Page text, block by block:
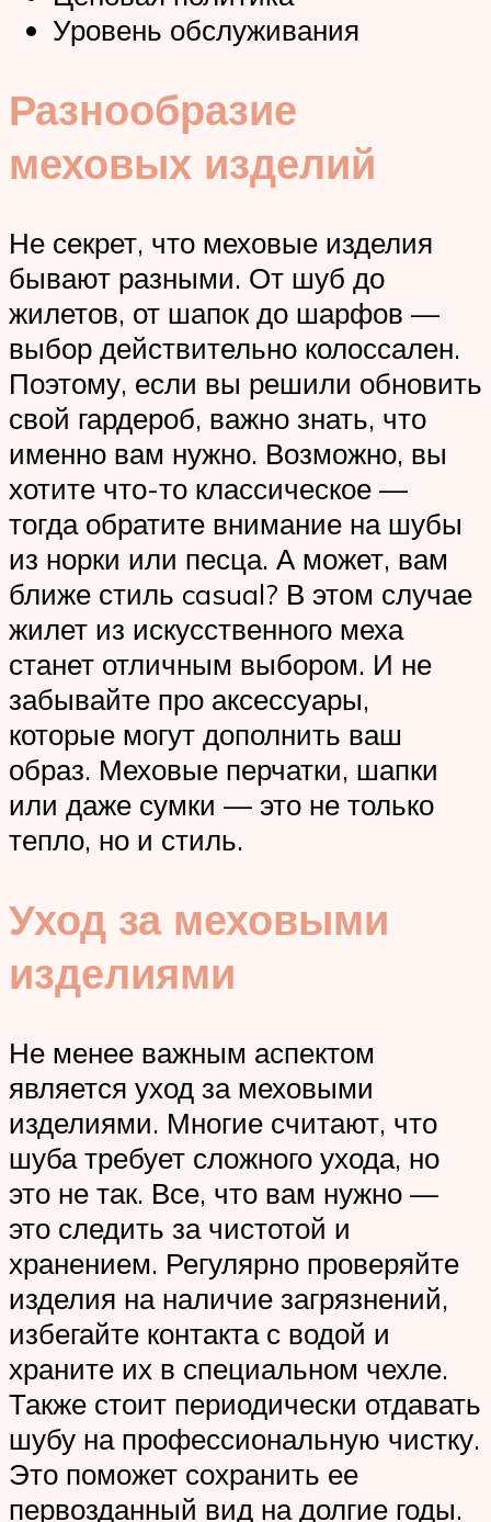
Уровень обслуживания
Разнообразие
меховых изделий
Не секрет, что меховые изделия
бывают разными. От шуб до
жилетов, от шапок до шарфов —
выбор действительно колоссален.
Поэтому, если вы решили обновить
свой гардероб, важно знать, что
именно вам нужно. Возможно, вы
хотите что-то классическое —
тогда обратите внимание на шубы
из норки или песца. А может, вам
ближе стиль casual? В этом случае
жилет из искусственного меха
станет отличным выбором. И не
забывайте про аксессуары,
которые могут дополнить ваш
образ. Меховые перчатки, шапки
или даже сумки — это не только
тепло, но и стиль.
Уход за меховыми
изделиями
Не менее важным аспектом
является уход за меховыми
изделиями. Многие считают, что
шуба требует сложного ухода, но
это не так. Все, что вам нужно —
это следить за чистотой и
хранением. Регулярно проверяйте
изделия на наличие загрязнений,
избегайте контакта с водой и
храните их в специальном чехле.
Также стоит периодически отдавать
шубу на профессиональную чистку.
Это поможет сохранить ее
первозданный вид на долгие годы.